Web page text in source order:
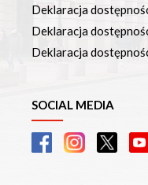
Deklaracja
Deklaracja
Deklaracja
SOCIAL MEDIA